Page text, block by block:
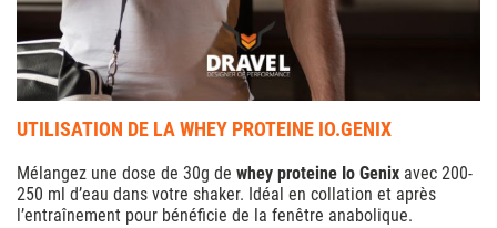
UTILISATION DE LA WHEY PROTEINE IO.GENIX
Mélangez une dose de 30g de whey proteine Io Genix avec 200-
250 ml d’eau dans votre shaker. Idéal en collation et après
l’entraînement pour bénéficie de la fenêtre anabolique.